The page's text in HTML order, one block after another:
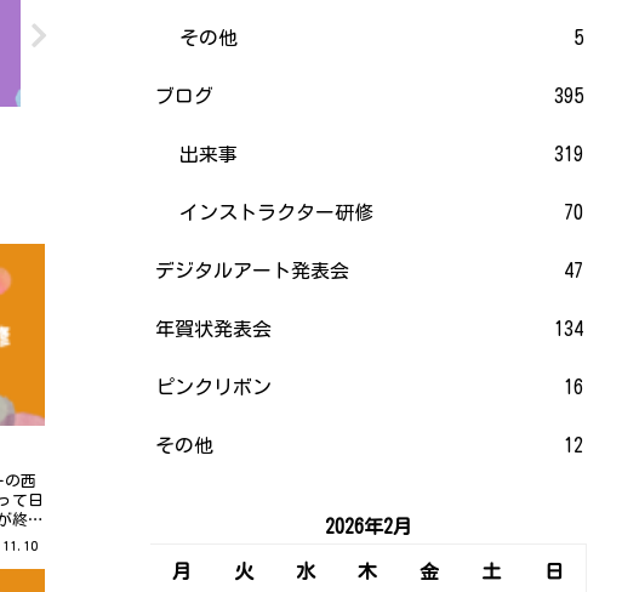
の西
て日
終わ
秋が
その他 5
ブログ 395
出来事 319
インストラクター研修 70
デジタルアート発表会 47
年賀状発表会 134
ピンクリボン 16
その他 12
2026年2月
月 火 水 木 金 土 日